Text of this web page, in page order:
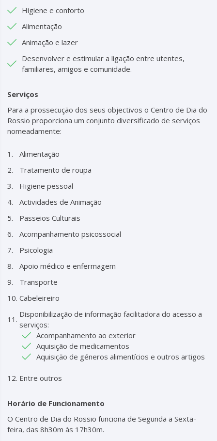
Higiene e conforto
Alimentação
Animação e lazer
Desenvolver e estimular a ligação entre utentes,
familiares, amigos e comunidade.
Serviços
Para a prossecução dos seus objectivos o Centro de Dia do
Rossio proporciona um conjunto diversificado de serviços
nomeadamente:
Alimentação
Tratamento de roupa
Higiene pessoal
Actividades de Animação
Passeios Culturais
Acompanhamento psicossocial
Psicologia
Apoio médico e enfermagem
Transporte
Cabeleireiro
Disponibilização de informação facilitadora do acesso a
serviços:
Acompanhamento ao exterior
Aquisição de medicamentos
Aquisição de géneros alimentícios e outros artigos
Entre outros
Horário de Funcionamento
O Centro de Dia do Rossio funciona de Segunda a Sexta-
feira, das 8h30m às 17h30m.